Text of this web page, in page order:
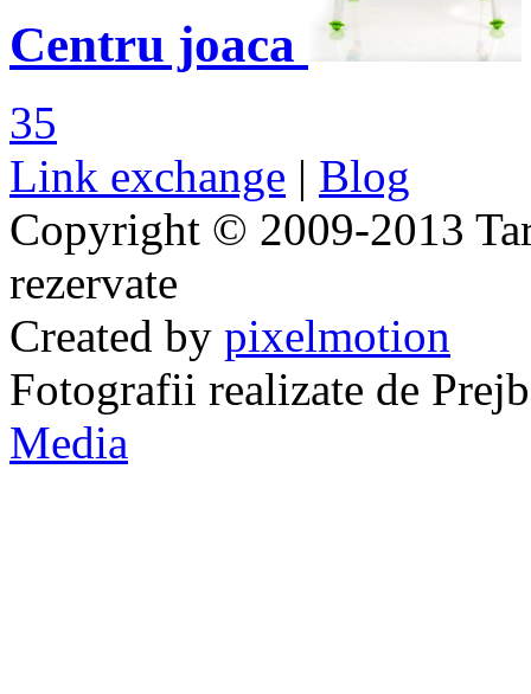
Centru joaca
35
Link exchange | Blog
Copyright © 2009-2013
rezervate
Created by pixelmotion
Fotografii realizate de
Media